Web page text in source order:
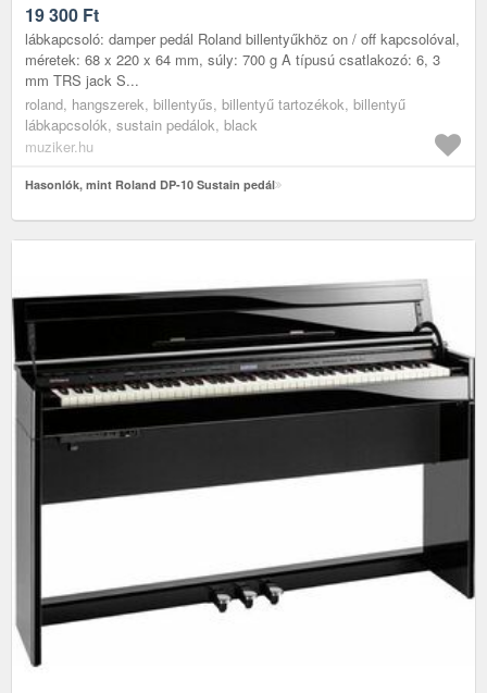
19 300 Ft
lábkapcsoló: damper pedál Roland billentyűkhöz on / off kapcsolóval,
méretek: 68 x 220 x 64 mm, súly: 700 g A típusú csatlakozó: 6, 3
mm TRS jack S...
roland, hangszerek, billentyűs, billentyű tartozékok, billentyű
lábkapcsolók, sustain pedálok, black
muziker.hu
Hasonlók, mint Roland DP-10 Sustain pedál